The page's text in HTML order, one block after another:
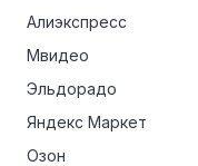
Алиэкспресс
Мвидео
Эльдорадо
Яндекс Маркет
Озон